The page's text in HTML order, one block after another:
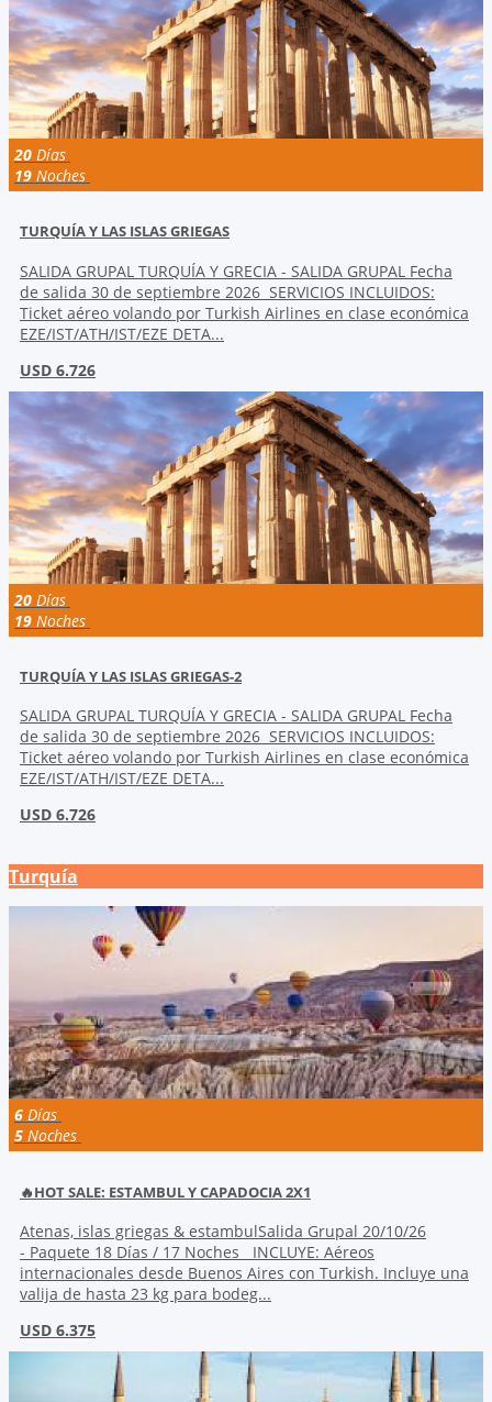
20 Días
19 Noches
TURQUÍA Y LAS ISLAS GRIEGAS
SALIDA GRUPAL TURQUÍA Y GRECIA - SALIDA GRUPAL Fecha
de salida 30 de septiembre 2026 SERVICIOS INCLUIDOS:
Ticket aéreo volando por Turkish Airlines en clase económica
EZE/IST/ATH/IST/EZE DETA...
USD 6.726
20 Días
19 Noches
TURQUÍA Y LAS ISLAS GRIEGAS-2
SALIDA GRUPAL TURQUÍA Y GRECIA - SALIDA GRUPAL Fecha
de salida 30 de septiembre 2026 SERVICIOS INCLUIDOS:
Ticket aéreo volando por Turkish Airlines en clase económica
EZE/IST/ATH/IST/EZE DETA...
USD 6.726
Turquía
6 Días
5 Noches
🔥HOT SALE: ESTAMBUL Y CAPADOCIA 2X1
Atenas, islas griegas & estambulSalida Grupal 20/10/26
- Paquete 18 Días / 17 Noches INCLUYE: Aéreos
internacionales desde Buenos Aires con Turkish. Incluye una
valija de hasta 23 kg para bodeg...
USD 6.375